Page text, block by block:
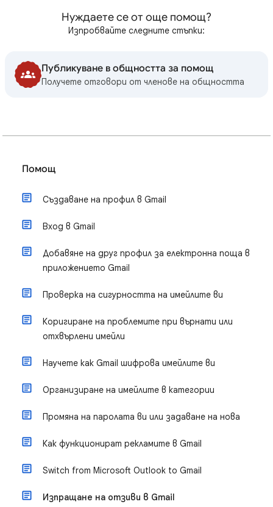
Нуждаете се от още помощ?
Изпробвайте следните стъпки:
Публикуване в общността за помощ
Получете отговори от членове на общността
Помощ
Създаване на профил в Gmail
Вход в Gmail
Добавяне на друг профил за електронна поща в
приложението Gmail
Проверка на сигурността на имейлите ви
Коригиране на проблемите при върнати или
отхвърлени имейли
Научете как Gmail шифрова имейлите ви
Организиране на имейлите в категории
Промяна на паролата ви или задаване на нова
Как функционират рекламите в Gmail
Switch from Microsoft Outlook to Gmail
Изпращане на отзиви в Gmail